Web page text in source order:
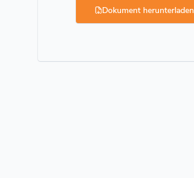
Dokument herunterladen